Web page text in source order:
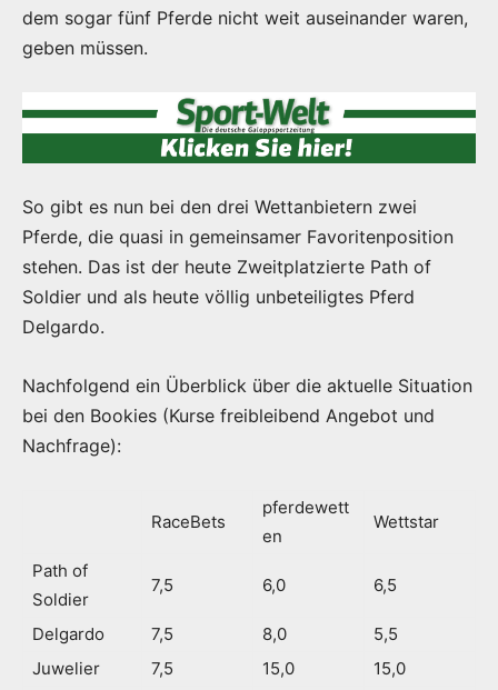
dem sogar fünf Pferde nicht weit auseinander waren,
geben müssen.
So gibt es nun bei den drei Wettanbietern zwei
Pferde, die quasi in gemeinsamer Favoritenposition
stehen. Das ist der heute Zweitplatzierte Path of
Soldier und als heute völlig unbeteiligtes Pferd
Delgardo.
Nachfolgend ein Überblick über die aktuelle Situation
bei den Bookies (Kurse freibleibend Angebot und
Nachfrage):
RaceBets
pferdewett
en
Wettstar
Path of
Soldier
7,5 6,0 6,5
Delgardo 7,5 8,0
5,5
Juwelier
7,5 15,0
15,0